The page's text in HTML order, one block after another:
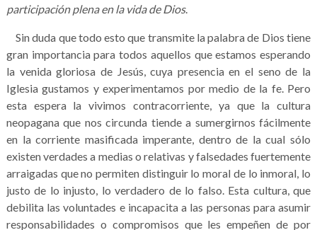
participación plena en la vida de Dios.
Sin duda que todo esto que transmite la palabra de Dios tiene
gran importancia para todos aquellos que estamos esperando
la venida gloriosa de Jesús, cuya presencia en el seno de la
Iglesia gustamos y experimentamos por medio de la fe. Pero
esta espera la vivimos contracorriente, ya que la cultura
neopagana que nos circunda tiende a sumergirnos fácilmente
en la corriente masificada imperante, dentro de la cual sólo
existen verdades a medias o relativas y falsedades fuertemente
arraigadas que no permiten distinguir lo moral de lo inmoral, lo
justo de lo injusto, lo verdadero de lo falso. Esta cultura, que
debilita las voluntades e incapacita a las personas para asumir
responsabilidades o compromisos que les empeñen de por